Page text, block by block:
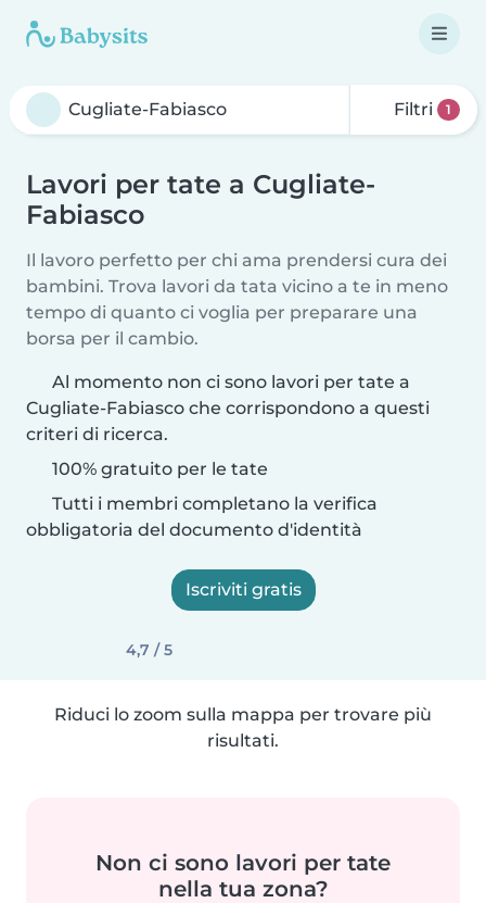
Filtri 1
Lavori per tate a Cugliate-
Fabiasco
Il lavoro perfetto per chi ama prendersi cura dei
bambini. Trova lavori da tata vicino a te in meno
tempo di quanto ci voglia per preparare una
borsa per il cambio.
Al momento non ci sono lavori per tate a
Cugliate-Fabiasco che corrispondono a questi
criteri di ricerca.
100% gratuito per le tate
Tutti i membri completano la verifica
obbligatoria del documento d'identità
Iscriviti gratis
4,7 / 5
Riduci lo zoom sulla mappa per trovare più
risultati.
Non ci sono lavori per tate
nella tua zona?